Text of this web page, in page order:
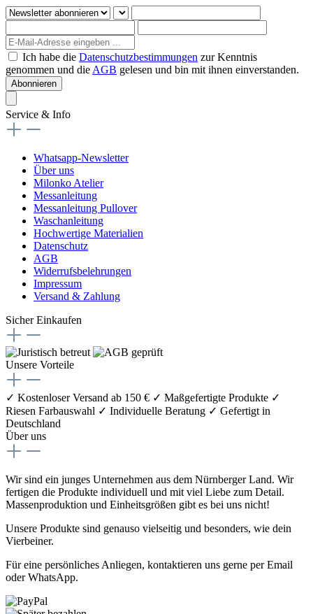
Ich habe die Datenschutzbestimmungen zur Kenntnis
genommen und die AGB gelesen und bin mit ihnen einverstanden.
Abonnieren
Service & Info
Whatsapp-Newsletter
Über uns
Milonko Atelier
Messanleitung
Messanleitung Pullover
Waschanleitung
Hochwertige Materialien
Datenschutz
AGB
Widerrufsbelehrungen
Impressum
Versand & Zahlung
Sicher Einkaufen
Unsere Vorteile
✓ Kostenloser Versand ab 150 € ✓ Maßgefertigte Produkte ✓
Riesen Farbauswahl ✓ Individuelle Beratung ✓ Gefertigt in
Deutschland
Über uns
Wir sind ein junges Unternehmen aus dem Nürnberger Land. Wir
fertigen die Produkte individuell und mit viel Liebe zum Detail.
Massenproduktion und Einheitsgrößen gibt es bei uns nicht!
Unsere Produkte sind genauso vielseitig und besonders, wie dein
Vierbeiner.
Für eine persönliches Anliegen, kontaktieren uns gerne per Email
oder WhatsApp.